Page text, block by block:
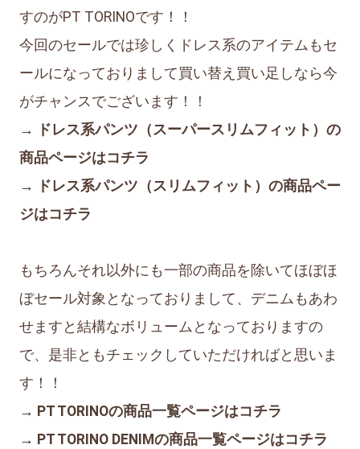
すのがPT TORINOです！！
今回のセールでは珍しくドレス系のアイテムもセ
ールになっておりまして買い替え買い足しなら今
がチャンスでございます！！
→ ドレス系パンツ（スーパースリムフィット）の
商品ページはコチラ
→ ドレス系パンツ（スリムフィット）の商品ペー
ジはコチラ
もちろんそれ以外にも一部の商品を除いてほぼほ
ぼセール対象となっておりまして、デニムもあわ
せますと結構なボリュームとなっておりますの
で、是非ともチェックしていただければと思いま
す！！
→ PT TORINOの商品一覧ページはコチラ
→ PT TORINO DENIMの商品一覧ページはコチラ